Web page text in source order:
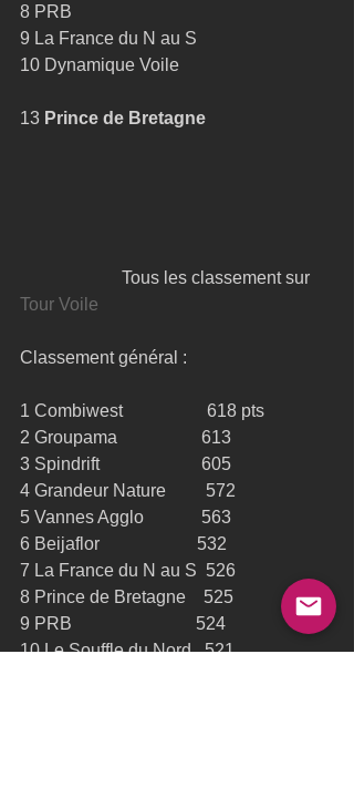
8 PRB
9 La France du N au S
10 Dynamique Voile
13 Prince de Bretagne
                       Tous les classement sur
Tour Voile
Classement général :
1 Combiwest                   618 pts
2 Groupama                   613
3 Spindrift                       605
4 Grandeur Nature         572
5 Vannes Agglo             563
6 Beijaflor                      532
7 La France du N au S  526
8 Prince de Bretagne    525
9 PRB                            524
10 Le Souffle du Nord   521